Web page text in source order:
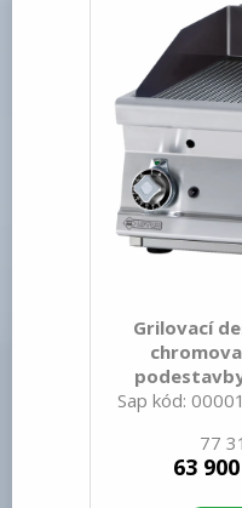
prvků:
Nerezové
chodu a
Grilovací
podestavby
Sap kód:
netto [mm]:
53.00 Šířka
77
63